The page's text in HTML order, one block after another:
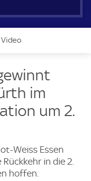
Video
im
um 2.
Weiss Essen
in die 2.
hoffen.